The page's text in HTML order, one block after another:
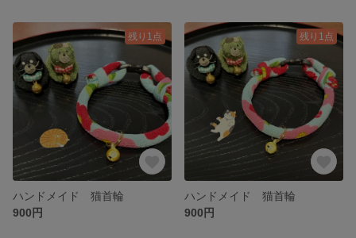
残り1点
ハンドメイド 猫首輪
900円
残り1点
ハンドメイド 猫首輪
900円